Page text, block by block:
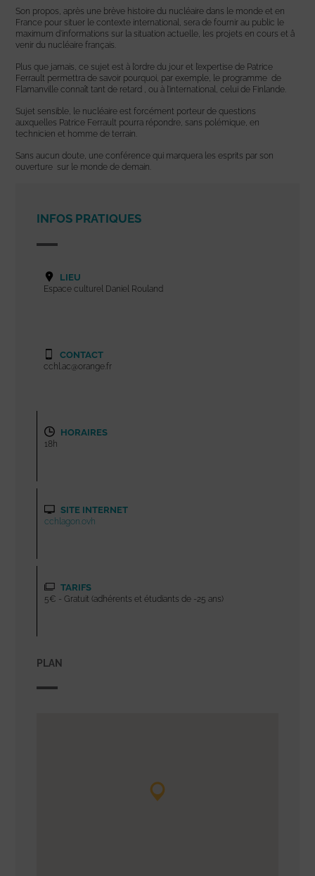
Son propos, après une brève histoire du nucléaire dans le monde et en
France pour situer le contexte international, sera de fournir au public le
maximum d’informations sur la situation actuelle, les projets en cours et â
venir du nucléaire français.
Plus que jamais, ce sujet est à l’ordre du jour et l’expertise de Patrice
Ferrault permettra de savoir pourquoi, par exemple, le programme de
Flamanville connaît tant de retard , ou à l’international, celui de Finlande.
Sujet sensible, le nucléaire est forcément porteur de questions
auxquelles Patrice Ferrault pourra répondre, sans polémique, en
technicien et homme de terrain.
Sans aucun doute, une conférence qui marquera les esprits par son
ouverture sur le monde de demain.
INFOS PRATIQUES
LIEU
Espace culturel Daniel Rouland
CONTACT
cchl.ac@orange.fr
HORAIRES
18h
SITE INTERNET
cchlagon.ovh
TARIFS
5€ - Gratuit (adhérents et étudiants de -25 ans)
PLAN